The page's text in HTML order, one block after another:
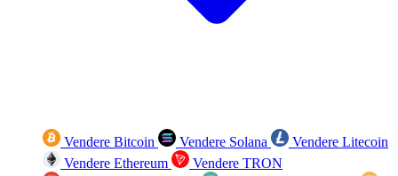
Vendere Bitcoin Vendere Solana
Vendere Litecoin
Vendere Ethereum
Vendere TRON